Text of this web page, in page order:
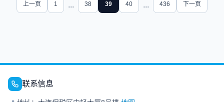
上一页 1 ... 38 39 40 ... 436 下一页
联系信息